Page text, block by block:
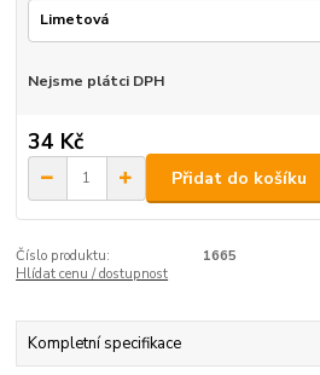
Nejsme plátci DPH
34 Kč
Přidat do košíku
Číslo produktu:
1665
Hlídat cenu / dostupnost
Kompletní specifikace